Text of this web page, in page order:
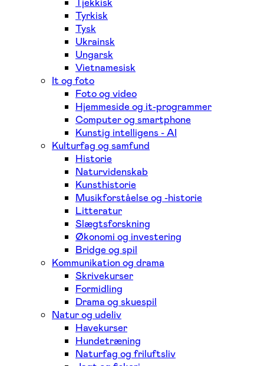
Tyrkisk
Tysk
Ukrainsk
Ungarsk
Vietnamesisk
It og foto
Foto og video
Hjemmeside og it-programmer
Computer og smartphone
Kunstig intelligens - AI
Kulturfag og samfund
Historie
Naturvidenskab
Kunsthistorie
Musikforståelse og -historie
Litteratur
Slægtsforskning
Økonomi og investering
Bridge og spil
Kommunikation og drama
Skrivekurser
Formidling
Drama og skuespil
Natur og udeliv
Havekurser
Hundetræning
Naturfag og friluftsliv